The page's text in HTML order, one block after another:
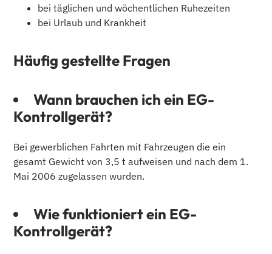
bei täglichen und wöchentlichen Ruhezeiten
bei Urlaub und Krankheit
Häufig gestellte Fragen
Wann brauchen ich ein EG-
Kontrollgerät?
Bei gewerblichen Fahrten mit Fahrzeugen die ein
gesamt Gewicht von 3,5 t aufweisen und nach dem 1.
Mai 2006 zugelassen wurden.
Wie funktioniert ein EG-
Kontrollgerät?